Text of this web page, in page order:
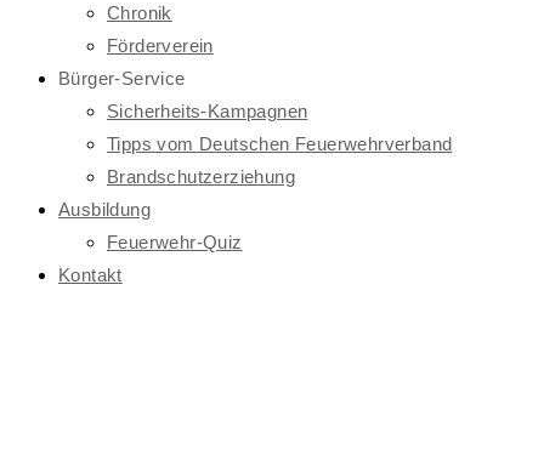
Chronik
Förderverein
Bürger-Service
Sicherheits-Kampagnen
Tipps vom Deutschen Feuerwehrverband
Brandschutzerziehung
Ausbildung
Feuerwehr-Quiz
Kontakt